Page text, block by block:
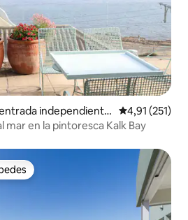
independiente
Calificación
4,91 (251)
mar en la pintoresca Kalk Bay
más destacados